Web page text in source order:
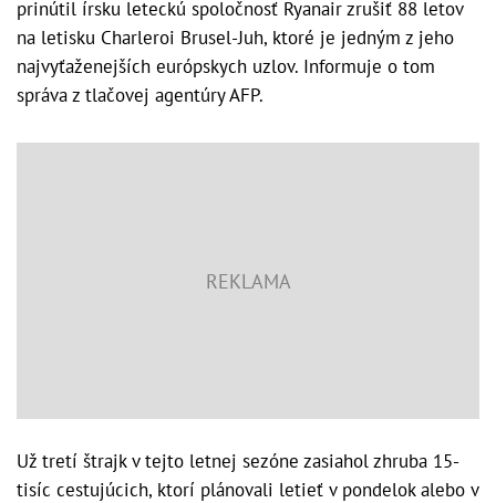
prinútil írsku leteckú spoločnosť Ryanair zrušiť 88 letov
na letisku Charleroi Brusel-Juh, ktoré je jedným z jeho
najvyťaženejších európskych uzlov. Informuje o tom
správa z tlačovej agentúry AFP.
Už tretí štrajk v tejto letnej sezóne zasiahol zhruba 15-
tisíc cestujúcich, ktorí plánovali letieť v pondelok alebo v